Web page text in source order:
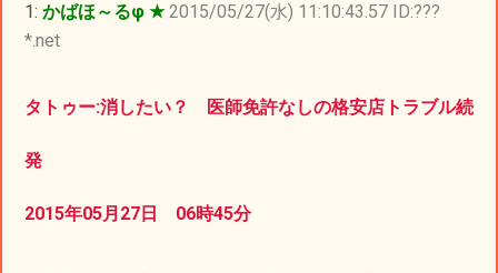
1: かばほ～るφ ★ 2015/05/27(水) 11:10:43.57 ID:???
*.net
タトゥー:消したい？ 医師免許なしの格安店トラブル続
発
2015年05月27日 06時45分